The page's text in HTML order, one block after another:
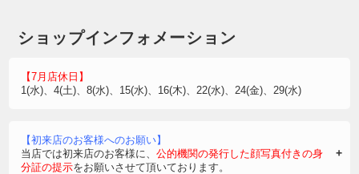
ショップインフォメーション
【7月店休日】
1(水)、4(土)、8(水)、15(水)、16(木)、22(水)、24(金)、29(水)
【初来店のお客様へのお願い】
当店では初来店のお客様に、公的機関の発行した顔写真付きの身
分証の提示をお願いさせて頂いております。